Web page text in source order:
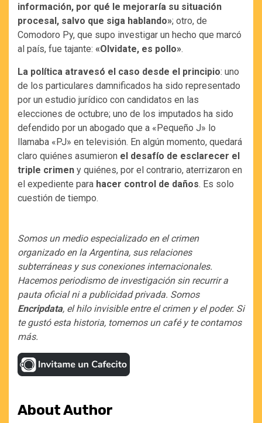
información, por qué le mejoraría su situación
procesal, salvo que siga hablando»; otro, de
Comodoro Py, que supo investigar un hecho que marcó
al país, fue tajante: «Olvidate, es pollo».
La política atravesó el caso desde el principio: uno
de los particulares damnificados ha sido representado
por un estudio jurídico con candidatos en las
elecciones de octubre; uno de los imputados ha sido
defendido por un abogado que a «Pequeño J» lo
llamaba «PJ» en televisión. En algún momento, quedará
claro quiénes asumieron el desafío de esclarecer el
triple crimen y quiénes, por el contrario, aterrizaron en
el expediente para hacer control de daños. Es solo
cuestión de tiempo.
Somos un medio especializado en el crimen
organizado en la Argentina, sus relaciones
subterráneas y sus conexiones internacionales.
Hacemos periodismo de investigación sin recurrir a
pauta oficial ni a publicidad privada. Somos
Encripdata, el hilo invisible entre el crimen y el poder. Si
te gustó esta historia, tomemos un café y te contamos
más.
About Author